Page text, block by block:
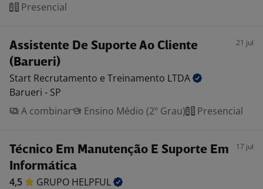
Presencial
Assistente De Suporte Ao Cliente
(Barueri)
21 jul
Start Recrutamento e Treinamento LTDA
Barueri - SP
A combinar
Ensino Médio (2º Grau) Presencial
Técnico Em Manutenção E Suporte Em
Informática
17 jul
4,5 GRUPO HELPFUL